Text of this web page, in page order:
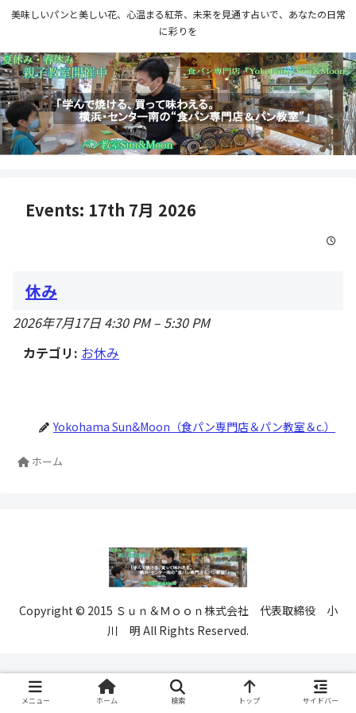
美味しいパンと美しい花、心温まる紅茶、未来を見通す占いで、あなたの日常
に彩りを
Events: 17th 7月 2026
休み
2026年7月17日 4:30 PM– 5:30 PM
カテゴリ: お休み
Yokohama Sun&Moon（食パン専門店＆パン教室＆c.）
ホーム
Copyright © 2015 Ｓｕｎ＆Ｍｏｏｎ株式会社 代表取締役 小
川 明 All Rights Reserved.
メニュー ホーム 検索 トップ サイドバー